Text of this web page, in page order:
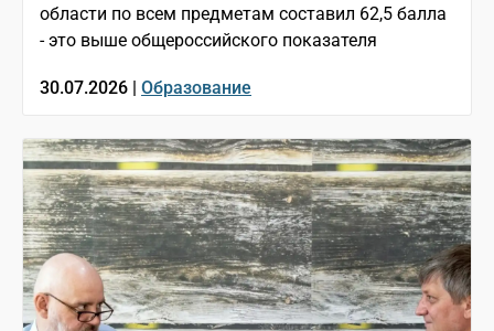
области по всем предметам составил 62,5 балла
- это выше общероссийского показателя
30.07.2026 | Образование